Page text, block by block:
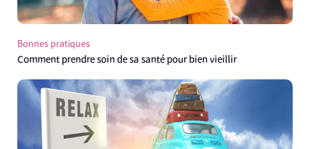
Bonnes pratiques
Comment prendre soin de sa santé pour bien vieillir